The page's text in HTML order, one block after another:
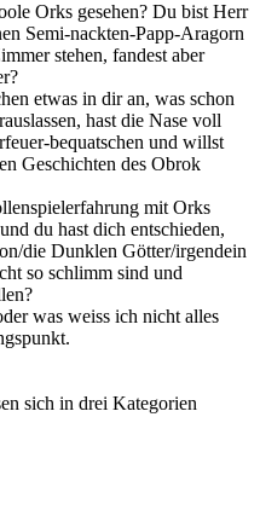
Orks gesehen? Du bist Herr
Semi-nackten-Papp-Aragorn
stehen, fandest aber
etwas in dir an, was schon
hast die Nase voll
bequatschen und willst
Geschichten des Obrok
mit Orks
du hast dich entschieden,
die Dunklen Götter/irgendein
so schlimm sind und
was weiss ich nicht alles
sich in drei Kategorien